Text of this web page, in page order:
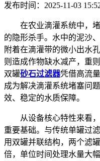
发布时间：2025-11-03
在农业滴灌系统中，
的隐形杀手。水中的泥沙
附着在滴灌带的微小出水
则造成作物缺水减产，重
双罐砂石过滤器凭借高流
成为解决滴灌系统堵塞问
效、稳定的水质保障。
从设备核心特性来看
重要基础。与传统单罐过
用双罐并联结构，两个滤
倍，单位时间处理水量大